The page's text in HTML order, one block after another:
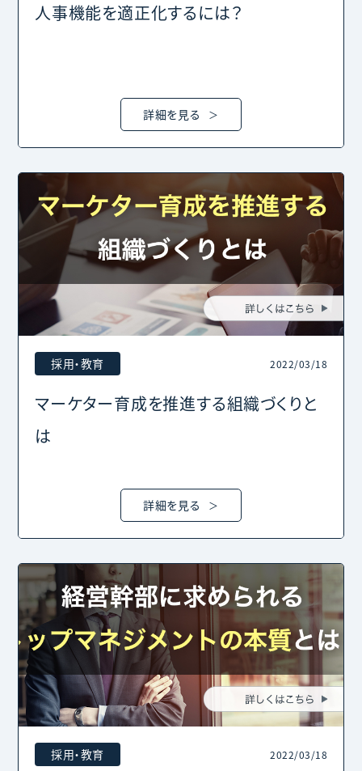
人事機能を適正化するには？
詳細を見る
採用・教育 2022/03/18
マーケター育成を推進する組織づくりと
は
詳細を見る
採用・教育 2022/03/18